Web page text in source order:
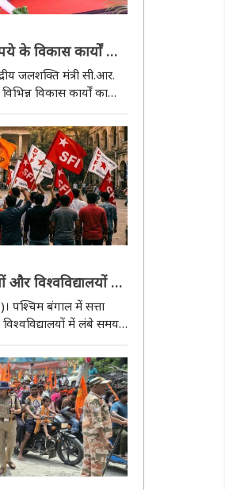
के विकास कार्यों का
सी.आर. पाटील ने
को मोबाइल से दूर
जलशक्ति मंत्री सी.आर.
विकास कार्यों का
इस दौरान 29.75 करोड़
लोकार्पण तथा 4.38 करोड़
..
विश्वविद्यालयों में
नेता ने उठाया
जवाब
पश्चिम बंगाल में सत्ता
में लंबे समय
की मांग एक बार फिर जोर
गठन के करीब तीन महीने
अब तक कोई..